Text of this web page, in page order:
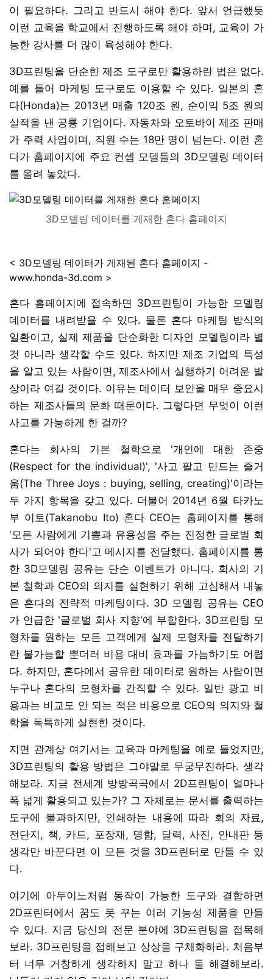
이 필요하다. 그리고 반드시 해야 한다. 앞서 언급했듯
이런 교육을 학교에서 진행하도록 해야 하며, 교육이 가
능한 강사를 더 많이 육성해야 한다.
3D프린팅을 단순한 제조 도구로만 활용하란 법은 없다.
예를 들어 마케팅 도구로도 이용할 수 있다. 일본의 혼
다(Honda)는 2013년 매출 120조 원, 순이익 5조 원의
실적을 낸 공룡 기업이다. 자동차와 오토바이 제조 판매
가 주력 사업이며, 직원 수는 18만 명이 넘는다. 이런 혼
다가 홈페이지에 주요 컨셉 모델들의 3D모델링 데이터
를 올려 놓았다.
3D모델링 데이터를 게재한 혼다 홈페이지
< 3D모델링 데이터가 게재된 혼다 홈페이지 -
www.honda-3d.com >
혼다 홈페이지에 접속하면 3D프린팅이 가능한 모델링
데이터를 내려받을 수 있다. 물론 혼다 마케팅 방식의
일환이고, 실제 제품을 단순화한 디자인 모델링이라 별
것 아니라 생각할 수도 있다. 하지만 제조 기업의 특성
을 알고 있는 사람이면, 제조사에서 실행하기 어려운 발
상이라 여길 것이다. 이유는 데이터 보안을 매우 중요시
하는 제조사들의 문화 때문이다. 그렇다면 무엇이 이런
사고를 가능하게 한 걸까?
혼다는 회사의 기본 철학으로 '개인에 대한 존중
(Respect for the individual)', '사고 팔고 만드는 즐거
움(The Three Joys : buying, selling, creating)'이라는
두 가지 항목을 갖고 있다. 더불어 2014년 6월 타카노
부 이토(Takanobu Ito) 혼다 CEO는 홈페이지를 통해
'모든 사람에게 기쁨과 유용성을 주는 진정한 글로벌 회
사가 되어야 한다'고 메시지를 전달했다. 홈페이지를 통
한 3D모델링 공유는 단순 이벤트가 아니다. 회사의 기
본 철학과 CEO의 의지를 실현하기 위해 고심해서 내놓
은 혼다의 전략적 마케팅이다. 3D 모델링 공유는 CEO
가 언급한 '글로벌 회사 지향'에 부합한다. 3D프린팅 모
형차를 원하는 모든 고객에게 실제 모형차를 전달하기
란 불가능할 뿐더러 비용 대비 효과를 가늠하기도 어렵
다. 하지만, 혼다에서 공유한 데이터로 원하는 사람이면
누구나 혼다의 모형차를 간직할 수 있다. 일반 광고 비
용과는 비교도 안 되는 적은 비용으로 CEO의 의지와 철
학을 독특하게 실현한 것이다.
지면 관계상 여기서는 교육과 마케팅을 예로 들었지만,
3D프린팅의 활용 방법은 그야말로 무궁무진하다. 생각
해보라. 지금 전세계 방방곡곡에서 2D프린팅이 얼마나
폭 넓게 활용되고 있는가? 그 자체로는 문서를 출력하는
도구에 불과하지만, 인쇄하는 내용에 따라 회의 자료,
전단지, 책, 카드, 포장재, 명함, 달력, 사진, 안내판 등
생각만 바꾼다면 이 모든 것을 3D프린터로 만들 수 있
다.
여기에 아두이노처럼 동작이 가능한 도구와 결합하면
2D프린터에서 꿈도 못 꾸는 여러 기능성 제품을 만들
수 있다. 지금 당신의 전문 분야에 3D프린팅을 접목해
보라. 3D프린팅을 접해보고 상상을 구체화하라. 처음부
터 너무 거창하게 생각하지 말고 하나 둘 해결해보라.